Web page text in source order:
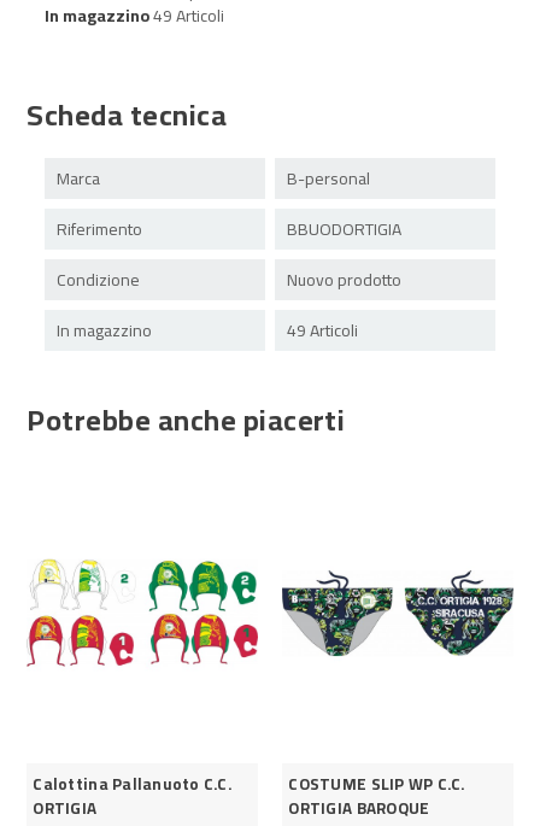
In magazzino49 Articoli
Scheda tecnica
Marca
B-personal
Riferimento
BBUODORTIGIA
Condizione
Nuovo prodotto
In magazzino
49 Articoli
Potrebbe anche piacerti
Calottina Pallanuoto C.C.
ORTIGIA
COSTUME SLIP WP C.C.
ORTIGIA BAROQUE